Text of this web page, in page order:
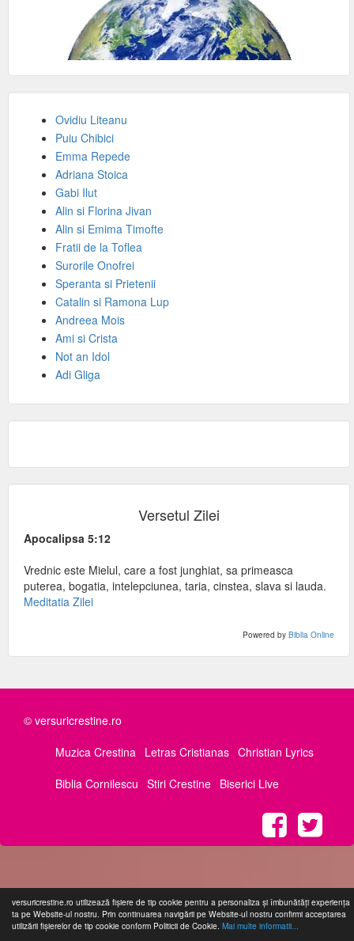
versuricrestine.ro utilizează fişiere de tip cookie pentru a personaliza și îmbunătăți experiența
ta pe Website-ul nostru. Prin continuarea navigării pe Website-ul nostru confirmi acceptarea
utilizării fişierelor de tip cookie conform Politicii de Cookie. Mai multe informatii...
Ovidiu Liteanu
Puiu Chibici
Emma Repede
Adriana Stoica
Gabi Ilut
Alin si Florina Jivan
Alin si Emima Timofte
Fratii de la Toflea
Surorile Onofrei
Speranta si Prietenii
Catalin si Ramona Lup
Andreea Mois
Ami si Crista
Not an Idol
Adi Gliga
Versetul Zilei
Apocalipsa 5:12
Vrednic este Mielul, care a fost junghiat, sa primeasca
puterea, bogatia, intelepciunea, taria, cinstea, slava si lauda.
Meditatia Zilei
Powered by Biblia Online
© versuricrestine.ro
Muzica Crestina Letras Cristianas Christian Lyrics
Biblia Cornilescu Stiri Crestine Biserici Live